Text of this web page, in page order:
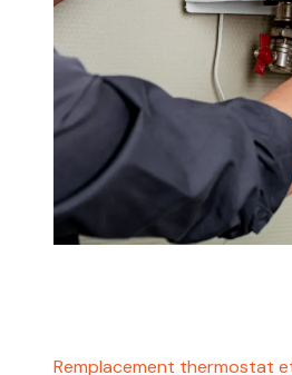
Remplacement thermostat